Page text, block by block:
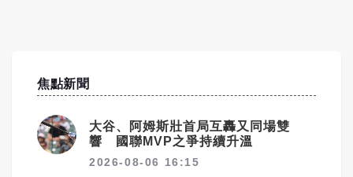
焦點新聞
大谷、阿姆斯壯首局互轟又同場雙
響 國聯MVP之爭持續升溫
2026-08-06 16:15